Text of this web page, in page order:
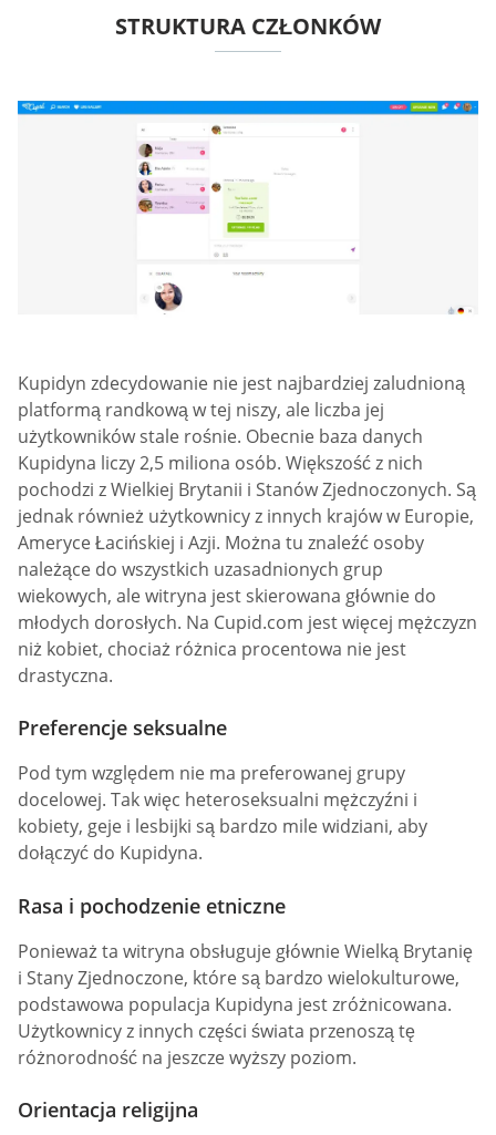
STRUKTURA CZŁONKÓW
Kupidyn zdecydowanie nie jest najbardziej zaludnioną
platformą randkową w tej niszy, ale liczba jej
użytkowników stale rośnie. Obecnie baza danych
Kupidyna liczy 2,5 miliona osób. Większość z nich
pochodzi z Wielkiej Brytanii i Stanów Zjednoczonych. Są
jednak również użytkownicy z innych krajów w Europie,
Ameryce Łacińskiej i Azji. Można tu znaleźć osoby
należące do wszystkich uzasadnionych grup
wiekowych, ale witryna jest skierowana głównie do
młodych dorosłych. Na Cupid.com jest więcej mężczyzn
niż kobiet, chociaż różnica procentowa nie jest
drastyczna.
Preferencje seksualne
Pod tym względem nie ma preferowanej grupy
docelowej. Tak więc heteroseksualni mężczyźni i
kobiety, geje i lesbijki są bardzo mile widziani, aby
dołączyć do Kupidyna.
Rasa i pochodzenie etniczne
Ponieważ ta witryna obsługuje głównie Wielką Brytanię
i Stany Zjednoczone, które są bardzo wielokulturowe,
podstawowa populacja Kupidyna jest zróżnicowana.
Użytkownicy z innych części świata przenoszą tę
różnorodność na jeszcze wyższy poziom.
Orientacja religijna